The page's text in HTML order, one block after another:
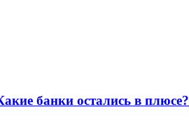
банки остались в плюсе?